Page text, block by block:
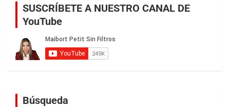
SUSCRÍBETE A NUESTRO CANAL DE
YouTube
Búsqueda